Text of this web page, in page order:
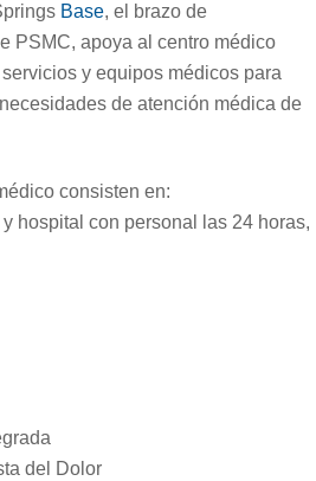
Base, el brazo de
PSMC, apoya al centro médico
y equipos médicos para
de atención médica de
consisten en:
hospital con personal las 24 horas,
del Dolor